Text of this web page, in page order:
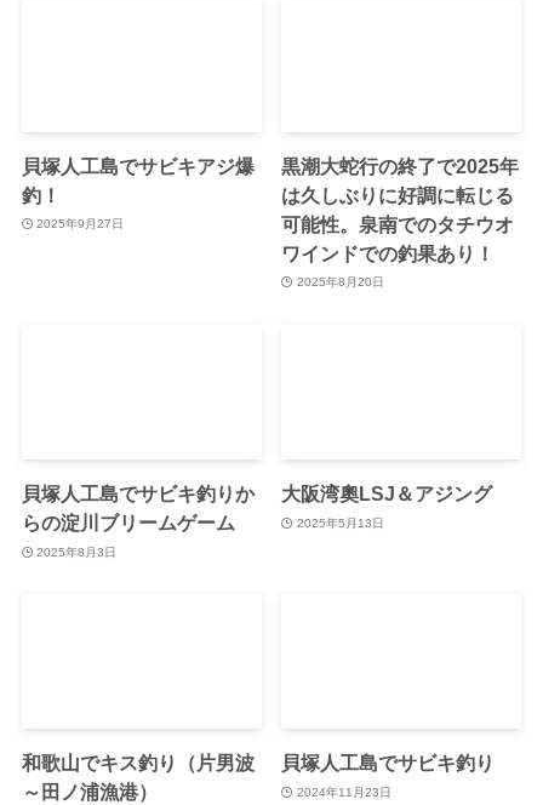
貝塚人工島でサビキアジ爆
釣！
2025年9月27日
黒潮大蛇行の終了で2025年
は久しぶりに好調に転じる
可能性。泉南でのタチウオ
ワインドでの釣果あり！
2025年8月20日
貝塚人工島でサビキ釣りか
らの淀川ブリームゲーム
2025年8月3日
大阪湾奧LSJ＆アジング
2025年5月13日
和歌山でキス釣り（片男波
～田ノ浦漁港）
貝塚人工島でサビキ釣り
2024年11月23日